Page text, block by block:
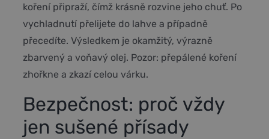
koření připraží, čímž krásně rozvine jeho chuť. Po
vychladnutí přelijete do lahve a případně
přecedíte. Výsledkem je okamžitý, výrazně
zbarvený a voňavý olej. Pozor: přepálené koření
zhořkne a zkazí celou várku.
Bezpečnost: proč vždy
jen sušené přísady